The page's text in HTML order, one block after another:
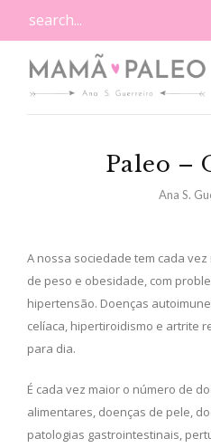
Paleo –
Ana S.
A nossa sociedade tem cada
de peso e obesidade, com
hipertensão. Doenças
celíaca, hipertiroidismo e artrite
para dia.
É cada vez maior o número de
alimentares, doenças de pele,
patologias gastrointestinais,